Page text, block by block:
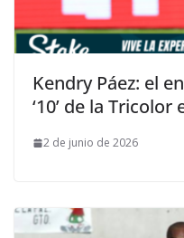
Kendry Páez: el
‘10’ de la
2 de junio de 2026